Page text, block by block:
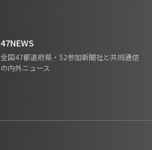
47NEWS
全国47都道府県・52参加新聞社と共同通信
の内外ニュース